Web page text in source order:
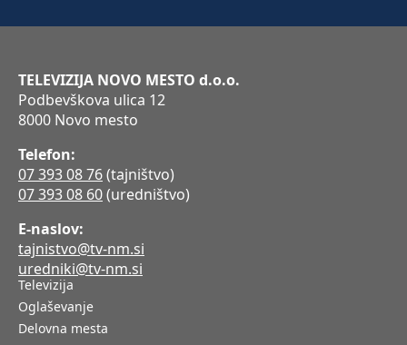
TELEVIZIJA NOVO MESTO d.o.o.
Podbevškova ulica 12
8000 Novo mesto
Telefon:
07 393 08 76(tajništvo)
07 393 08 60(uredništvo)
E-naslov:
tajnistvo@tv-nm.si
uredniki@tv-nm.si
Televizija
Oglaševanje
Delovna mesta